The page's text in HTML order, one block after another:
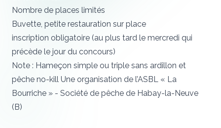
Nombre de places limités
Buvette, petite restauration sur place
inscription obligatoire (au plus tard le mercredi qui
précède le jour du concours)
Note : Hameçon simple ou triple sans ardillon et
pêche no-kill Une organisation de l’ASBL « La
Bourriche » - Société de pêche de Habay-la-Neuve
(B)